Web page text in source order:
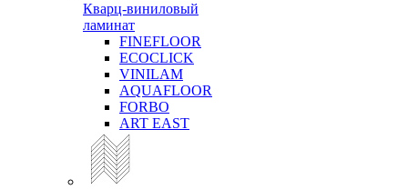
Кварц-виниловый
ламинат
FINEFLOOR
ECOCLICK
VINILAM
AQUAFLOOR
FORBO
ART EAST